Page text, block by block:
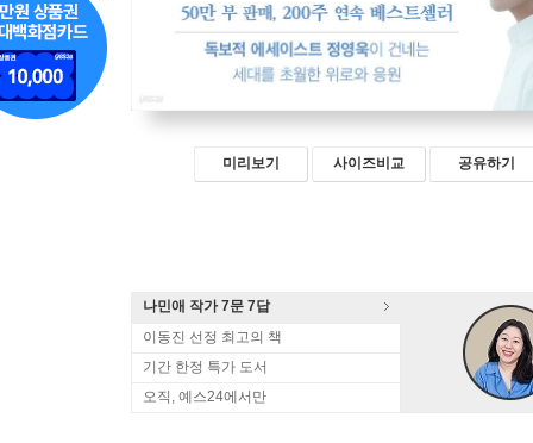
미리보기 사이즈비교 공유하기
나민애 작가 7문 7답
이동진 선정 최고의 책
기간 한정 특가 도서
오직, 예스24에서만